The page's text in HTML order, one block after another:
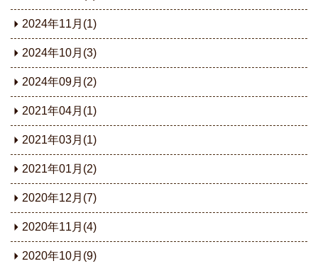
2024年11月(1)
2024年10月(3)
2024年09月(2)
2021年04月(1)
2021年03月(1)
2021年01月(2)
2020年12月(7)
2020年11月(4)
2020年10月(9)